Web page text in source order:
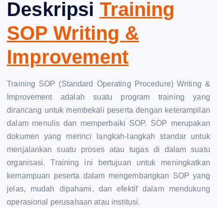
Deskripsi Training
SOP Writing &
Improvement
Training SOP (Standard Operating Procedure) Writing &
Improvement adalah suatu program training yang
dirancang untuk membekali peserta dengan keterampilan
dalam menulis dan memperbaiki SOP. SOP merupakan
dokumen yang merinci langkah-langkah standar untuk
menjalankan suatu proses atau tugas di dalam suatu
organisasi. Training ini bertujuan untuk meningkatkan
kemampuan peserta dalam mengembangkan SOP yang
jelas, mudah dipahami, dan efektif dalam mendukung
operasional perusahaan atau institusi.